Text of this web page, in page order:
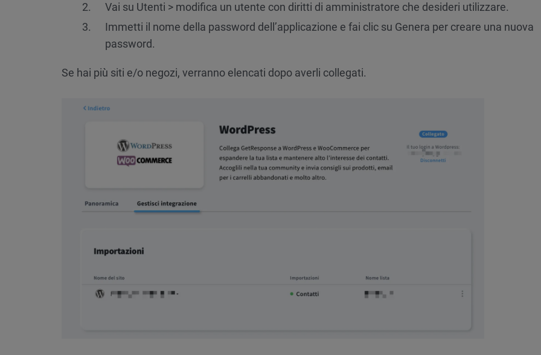
Vai su Utenti > modifica un utente con diritti di amministratore che desideri utilizzare.
Immetti il nome della password dell’applicazione e fai clic su Genera per creare una nuova
password.
Se hai più siti e/o negozi, verranno elencati dopo averli collegati.